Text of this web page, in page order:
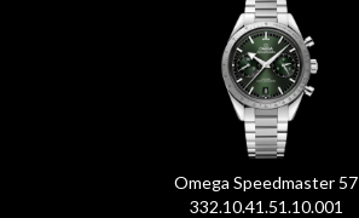
Omega Speedmaster 57
332.10.41.51.10.001